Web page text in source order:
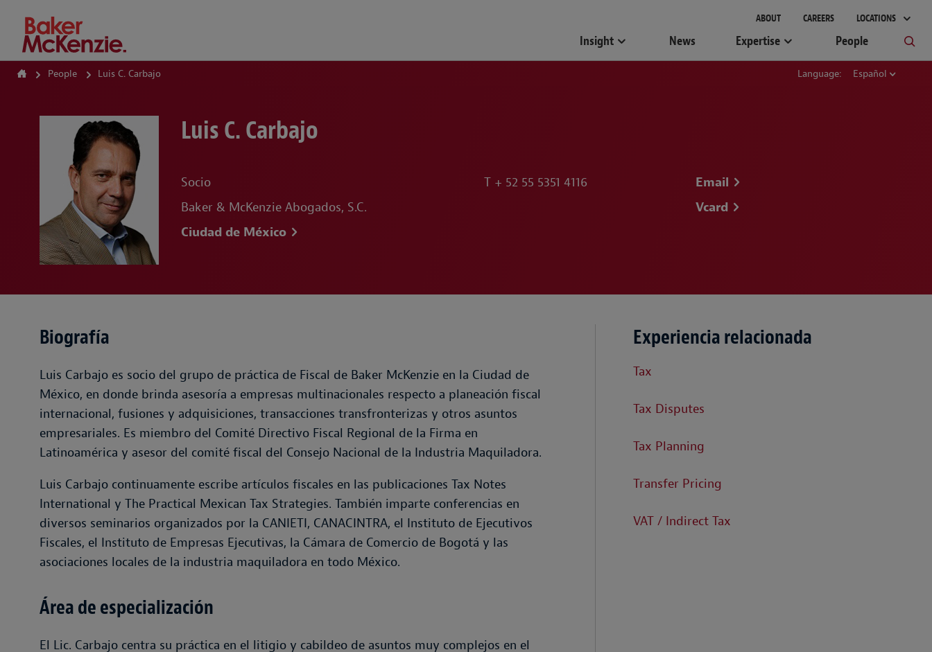
How Can We Help?
ABOUT CAREERS LOCATIONS
Insight News Expertise People
People Luis C. Carbajo Language: Español
Luis C. Carbajo
Socio
Baker & McKenzie Abogados, S.C.
Ciudad de México
T + 52 55 5351 4116
Email
Vcard
Biografía
Luis Carbajo es socio del grupo de práctica de Fiscal de Baker McKenzie en la Ciudad de
México, en donde brinda asesoría a empresas multinacionales respecto a planeación fiscal
internacional, fusiones y adquisiciones, transacciones transfronterizas y otros asuntos
empresariales. Es miembro del Comité Directivo Fiscal Regional de la Firma en
Latinoamérica y asesor del comité fiscal del Consejo Nacional de la Industria Maquiladora.
Luis Carbajo continuamente escribe artículos fiscales en las publicaciones Tax Notes
International y The Practical Mexican Tax Strategies. También imparte conferencias en
diversos seminarios organizados por la CANIETI, CANACINTRA, el Instituto de Ejecutivos
Fiscales, el Instituto de Empresas Ejecutivas, la Cámara de Comercio de Bogotá y las
asociaciones locales de la industria maquiladora en todo México.
Área de especialización
El Lic. Carbajo centra su práctica en el litigio y cabildeo de asuntos muy complejos en el
Experiencia relacionada
Tax
Tax Disputes
Tax Planning
Transfer Pricing
VAT / Indirect Tax